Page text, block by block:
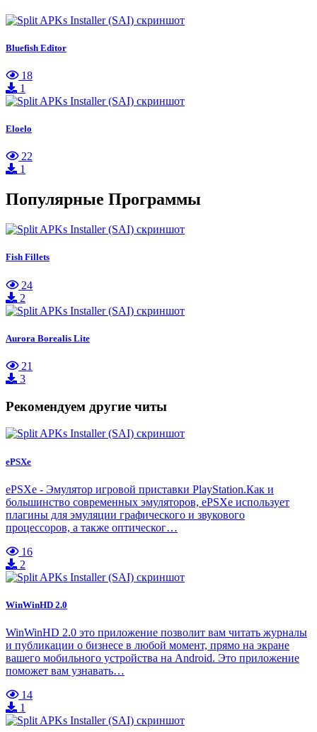
Bluefish Editor
18
1
Eloelo
22
1
Популярные Программы
Fish Fillets
24
2
Aurora Borealis Lite
21
3
Рекомендуем другие читы
ePSXe
ePSXe - Эмулятор игровой приставки PlayStation.Как и
большинство современных эмуляторов, ePSXe использует
плагины для эмуляции графического и звукового
процессоров, а также оптическог…
16
2
WinWinHD 2.0
WinWinHD 2.0 это приложение позволит вам читать журналы
и публикации о бизнесе в любой момент, прямо на экране
вашего мобильного устройства на Android. Это приложение
поможет вам узнавать…
14
1